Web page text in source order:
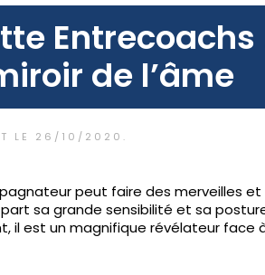
Entrecoachs
de l’âme
LE 26/10/2020 .
peut faire des merveilles et
sa grande sensibilité et sa
il est un magnifique révélateur face